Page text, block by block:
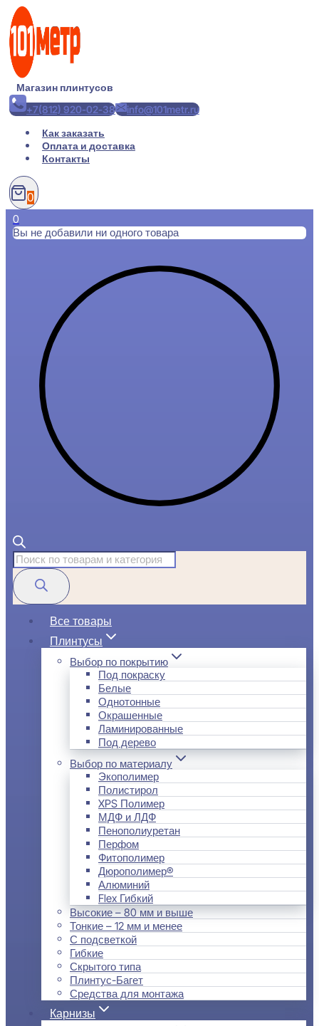
Перейти
содержимому
Магазин плинтусов
+7(812) 920-02-38
info@101metr.ru
Как заказать
Оплата и доставка
Контакты
0
0
Вы не добавили ни одного товара
Поиск
товаров
Все товары
Плинтусы
Выбор по покрытию
Под покраску
Белые
Однотонные
Окрашенные
Ламинированные
Под дерево
Выбор по материалу
Экополимер
Полистирол
XPS Полимер
МДФ и ЛДФ
Пенополиуретан
Перфом
Фитополимер
Дюрополимер®
Алюминий
Flex Гибкий
Высокие – 80 мм и выше
Тонкие – 12 мм и менее
С подсветкой
Гибкие
Скрытого типа
Плинтус-Багет
Средства для монтажа
Карнизы